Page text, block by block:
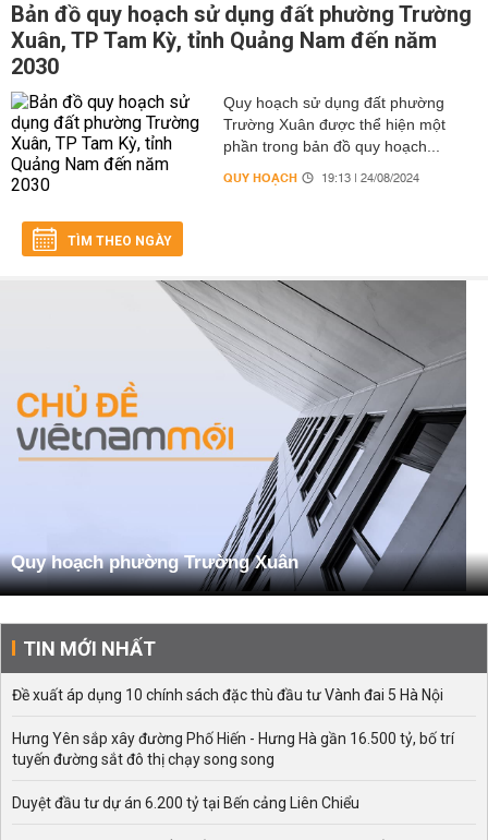
Bản đồ quy hoạch sử dụng đất phường Trường
Xuân, TP Tam Kỳ, tỉnh Quảng Nam đến năm
2030
Quy hoạch sử dụng đất phường
Trường Xuân được thể hiện một
phần trong bản đồ quy hoạch...
QUY HOẠCH 19:13 | 24/08/2024
TÌM THEO NGÀY
Quy hoạch phường Trường Xuân
TIN MỚI NHẤT
Đề xuất áp dụng 10 chính sách đặc thù đầu tư Vành đai 5 Hà Nội
Hưng Yên sắp xây đường Phố Hiến - Hưng Hà gần 16.500 tỷ, bố trí
tuyến đường sắt đô thị chạy song song
Duyệt đầu tư dự án 6.200 tỷ tại Bến cảng Liên Chiểu